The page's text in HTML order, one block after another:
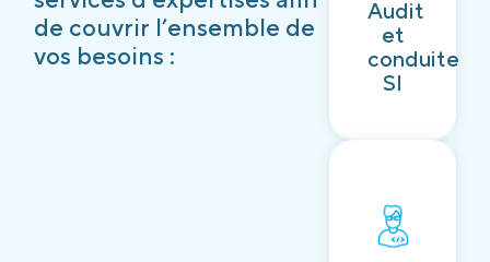
de couvrir l’ensemble de
vos besoins :
Audit
et
conduite
SI
Découvrir